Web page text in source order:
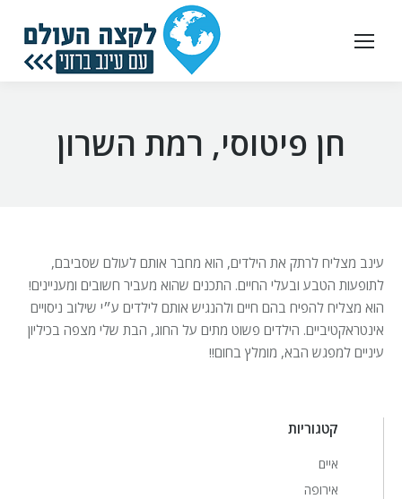
חן פיטוסי, רמת השרון
עינב מצליח לרתק את הילדים, הוא מחבר אותם לעולם שסביבם,
לתופעות הטבע ובעלי החיים. התכנים שהוא מעביר חשובים ומעניינים!
הוא מצליח להפיח בהם חיים ולהנגיש אותם לילדים ע״י שילוב ניסויים
אינטראקטיביים. הילדים פשוט מתים על החוג, הבת שלי מצפה בכיליון
עיניים למפגש הבא, מומלץ בחום!!
קטגוריות
איים
אירופה